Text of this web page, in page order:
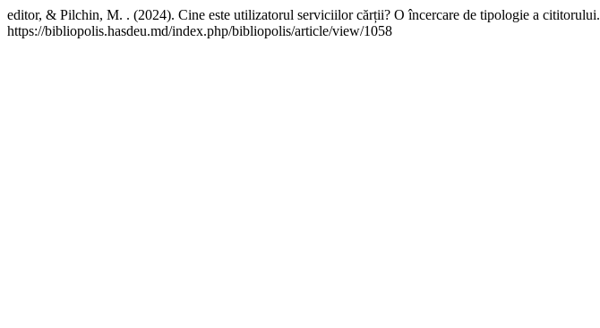
editor, & Pilchin, M. . (2024). Cine este utilizatorul serviciilor cărții? O încercare de tipologie a cititorului.
https://bibliopolis.hasdeu.md/index.php/bibliopolis/article/view/1058